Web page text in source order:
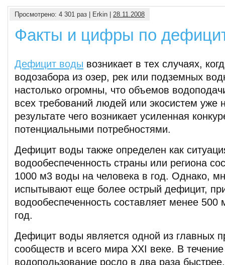
Просмотрено: 4 301 раз | Erkin | 28.11.2008
Факты и цифры по
Дефицит воды возникает в тех случаях,
водозабора из озер, рек или подземных
настолько огромны, что объемов
всех требований людей или экосистем уже
результате чего возникает усиленная
потенциальными потребностями.
Дефицит воды также определен как
водообеспеченность страны или региона
1000 м3 воды на человека в год. Однако,
испытывают еще более острый дефицит,
водообеспеченность составляет менее 500
год.
Дефицит воды является одной из главных
сообществ и всего мира XXI веке. В
водопользование росло в два раза